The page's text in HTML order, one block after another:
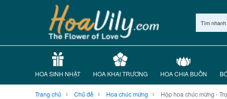
Tìm nhanh
HOA SINH NHẬT HOA KHAI TRƯƠNG HOA CHIA BUỒN
Trang chủ Chủ đề Hoa chúc mừng Hộp hoa chúc mừng -